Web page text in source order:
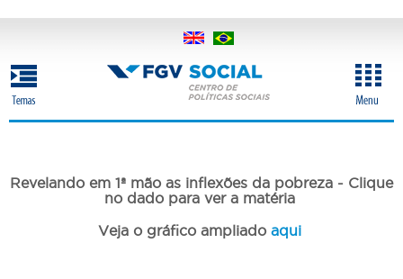
conteúdo
principal
Revelando em 1ª mão as inflexões da pobreza - Clique
no dado para ver a matéria
Veja o gráfico ampliado aqui